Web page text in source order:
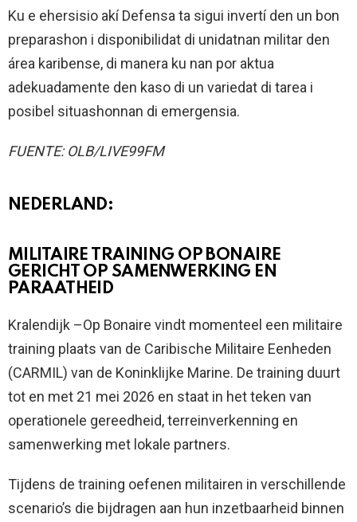
Ku e ehersisio akí Defensa ta sigui invertí den un bon
preparashon i disponibilidat di unidatnan militar den
área karibense, di manera ku nan por aktua
adekuadamente den kaso di un variedat di tarea i
posibel situashonnan di emergensia.
FUENTE: OLB/LIVE99FM
NEDERLAND:
MILITAIRE TRAINING OP BONAIRE
GERICHT OP SAMENWERKING EN
PARAATHEID
Kralendijk –Op Bonaire vindt momenteel een militaire
training plaats van de Caribische Militaire Eenheden
(CARMIL) van de Koninklijke Marine. De training duurt
tot en met 21 mei 2026 en staat in het teken van
operationele gereedheid, terreinverkenning en
samenwerking met lokale partners.
Tijdens de training oefenen militairen in verschillende
scenario’s die bijdragen aan hun inzetbaarheid binnen